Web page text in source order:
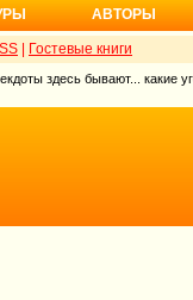
АВТОРЫ
Гостевые книги
здесь бывают... какие